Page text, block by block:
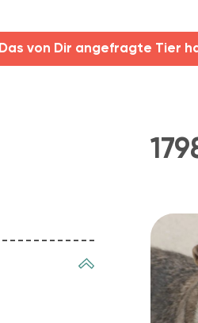
Das von Dir angefragte Tier